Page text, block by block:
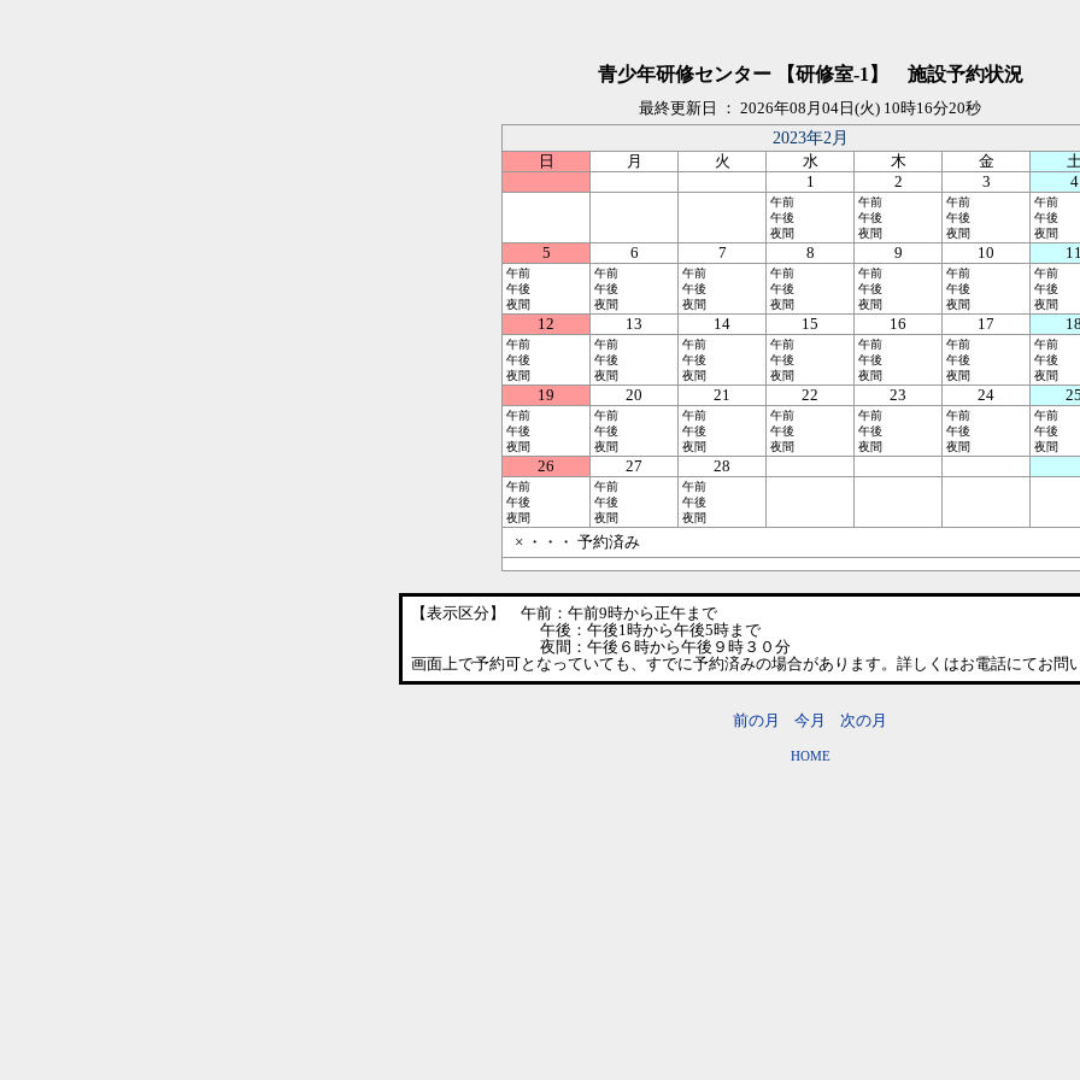
青少年研修センター 【研修室-1】 施設予約状況
最終更新日 ： 2026年08月04日(火) 10時16分20秒
2023年2月
日 月 火 水 木 金
1
2 3 4
午前
午後
夜間
午前
午後
夜間
午前
午後
夜間
午前
午後
夜間
5 6 7 8 9 10 11
午前
午後
夜間
午前
午後
夜間
午前
午後
夜間
午前
午後
夜間
午前
午後
夜間
午前
午後
夜間
午前
午後
夜間
12 13 14 15 16 17 18
午前
午後
夜間
午前
午後
夜間
午前
午後
夜間
午前
午後
夜間
午前
午後
夜間
午前
午後
夜間
午前
午後
夜間
19 20 21 22 23 24 25
午前
午後
夜間
午前
午後
夜間
午前
午後
夜間
午前
午後
夜間
午前
午後
夜間
午前
午後
夜間
午前
午後
夜間
26 27 28
午前
午後
夜間
午前
午後
夜間
午前
午後
夜間
× ・・・ 予約済み
【表示区分】 午前：午前9時から正午まで
午後：午後1時から午後5時まで
夜間：午後６時から午後９時３０分
画面上で予約可となっていても、すでに予約済みの場合があります。詳しくはお電話にてお問
前の月 今月 次の月
HOME